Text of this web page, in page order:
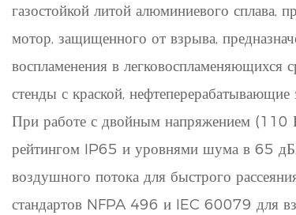
газостойкой литой алюминиевого сплава,
мотор, защищенного от взрыва,
воспламенения в легковоспламеняющихся
стенды с краской,
При работе с двойным напряжением
рейтингом IP65 и уровнями шума в 65
воздушного потока для быстрого
стандартов NFPA 496 и IEC 60079 для